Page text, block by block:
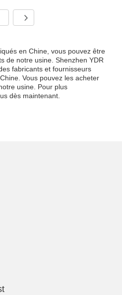
en Chine, vous pouvez être
de notre usine. Shenzhen YDR
fabricants et fournisseurs
Vous pouvez les acheter
usine. Pour plus
dès maintenant.